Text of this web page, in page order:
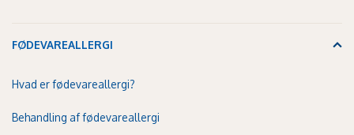
FØDEVAREALLERGI
Hvad er fødevareallergi?
Behandling af fødevareallergi